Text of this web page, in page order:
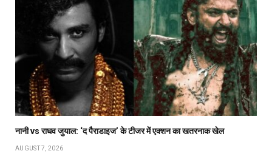
नानी vs राघव जुयाल: ‘द पैराडाइज’ के टीजर में एक्शन का खतरनाक खेल
AUGUST 7, 2026